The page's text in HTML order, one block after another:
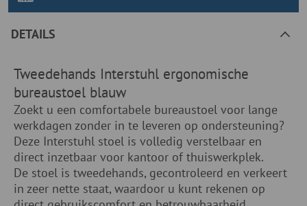
DETAILS
Tweedehands Interstuhl ergonomische
bureaustoel blauw
Zoekt u een comfortabele bureaustoel voor lange
werkdagen zonder in te leveren op ondersteuning?
Deze Interstuhl stoel is volledig verstelbaar en
direct inzetbaar voor kantoor of thuiswerkplek.
De stoel is tweedehands, gecontroleerd en verkeert
in zeer nette staat, waardoor u kunt rekenen op